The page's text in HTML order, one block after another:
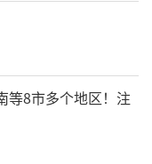
等8市多个地区！注